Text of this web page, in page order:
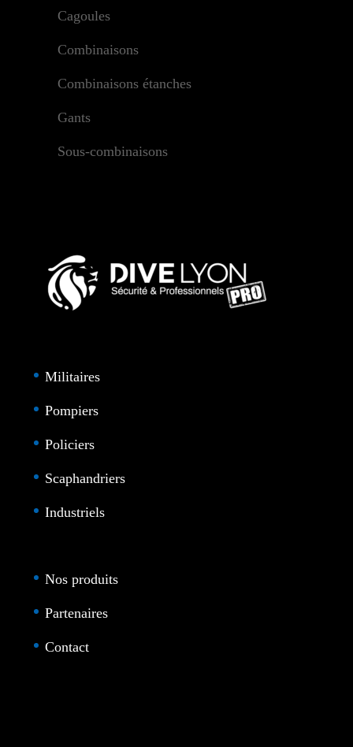
Cagoules
Combinaisons
Combinaisons étanches
Gants
Sous-combinaisons
Militaires
Pompiers
Policiers
Scaphandriers
Industriels
Nos produits
Partenaires
Contact